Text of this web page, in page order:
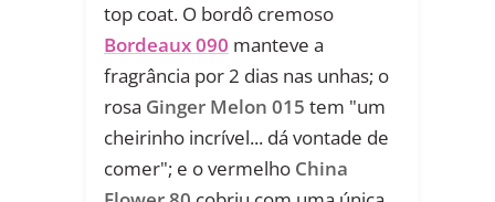
top coat. O bordô cremoso
Bordeaux 090 manteve a
fragrância por 2 dias nas unhas; o
rosa Ginger Melon 015 tem "um
cheirinho incrível... dá vontade de
comer"; e o vermelho China